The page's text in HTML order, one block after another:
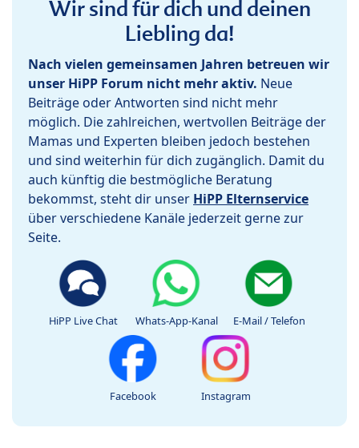
Wir sind für dich und deinen
Liebling da!
Nach vielen gemeinsamen Jahren betreuen wir
unser HiPP Forum nicht mehr aktiv. Neue
Beiträge oder Antworten sind nicht mehr
möglich. Die zahlreichen, wertvollen Beiträge der
Mamas und Experten bleiben jedoch bestehen
und sind weiterhin für dich zugänglich. Damit du
auch künftig die bestmögliche Beratung
bekommst, steht dir unser HiPP Elternservice
über verschiedene Kanäle jederzeit gerne zur
Seite.
HiPP Live Chat Whats-App-Kanal E-Mail / Telefon
Facebook Instagram